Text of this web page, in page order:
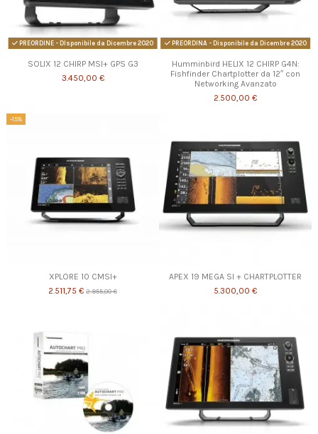
PREORDINE - DIsponibile da Dicembre 2020
SOLIX 12 CHIRP MSI+ GPS G3
3.450,00 €
PREORDINA - Disponibile da Dicembre 2020
Humminbird HELIX 12 CHIRP G4N:
Fishfinder Chartplotter da 12″ con
Networking Avanzato
2.500,00 €
-15%
XPLORE 10 CMSI+
2.511,75 € 2.955,00 €
APEX 19 MEGA SI + CHARTPLOTTER
5.300,00 €